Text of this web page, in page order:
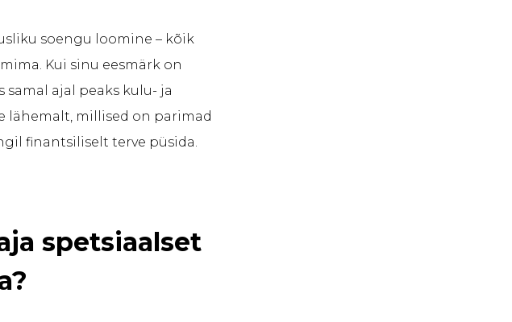
soengu loomine – kõik
Kui sinu eesmärk on
ajal peaks kulu- ja
lähemalt, millised on parimad
finantsiliselt terve püsida.
spetsiaalset